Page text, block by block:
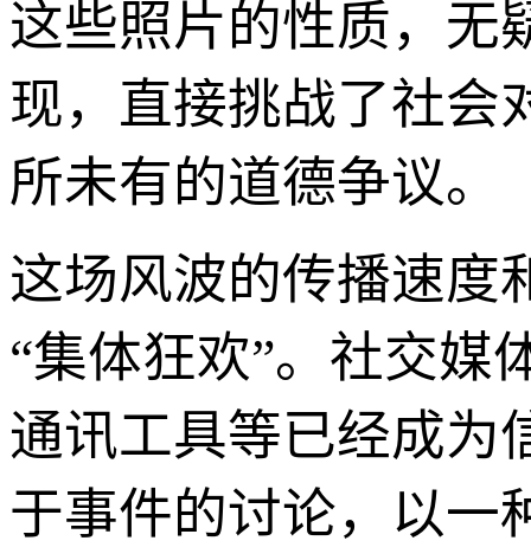
这些照片的性质，无
现，直接挑战了社会
所未有的道德争议。
这场风波的传播速度
“集体狂欢”。社交媒
通讯工具等已经成为
于事件的讨论，以一